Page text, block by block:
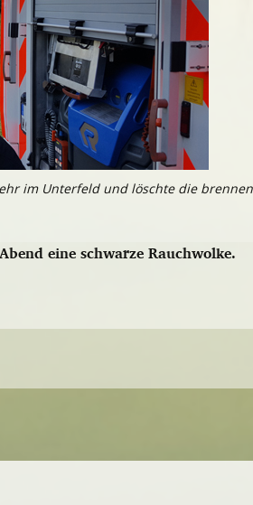
im Unterfeld und löschte die
eine schwarze Rauchwolke.